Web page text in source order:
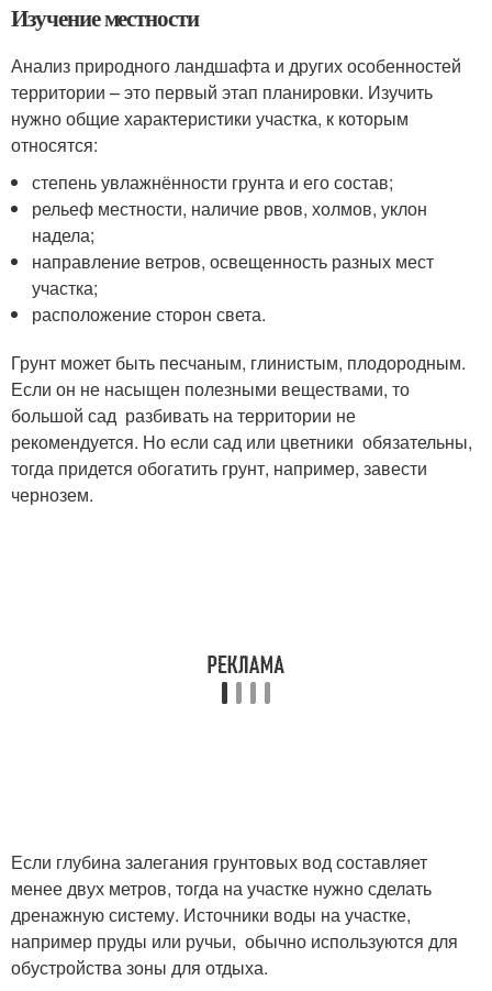
Изучение местности
Анализ природного ландшафта и других особенностей
территории – это первый этап планировки. Изучить
нужно общие характеристики участка, к которым
относятся:
степень увлажнённости грунта и его состав;
рельеф местности, наличие рвов, холмов, уклон
надела;
направление ветров, освещенность разных мест
участка;
расположение сторон света.
Грунт может быть песчаным, глинистым, плодородным.
Если он не насыщен полезными веществами, то
большой сад разбивать на территории не
рекомендуется. Но если сад или цветники обязательны,
тогда придется обогатить грунт, например, завести
чернозем.
Если глубина залегания грунтовых вод составляет
менее двух метров, тогда на участке нужно сделать
дренажную систему. Источники воды на участке,
например пруды или ручьи, обычно используются для
обустройства зоны для отдыха.